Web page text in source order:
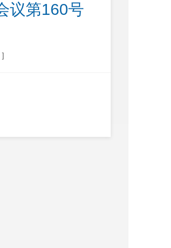
议第160号
]